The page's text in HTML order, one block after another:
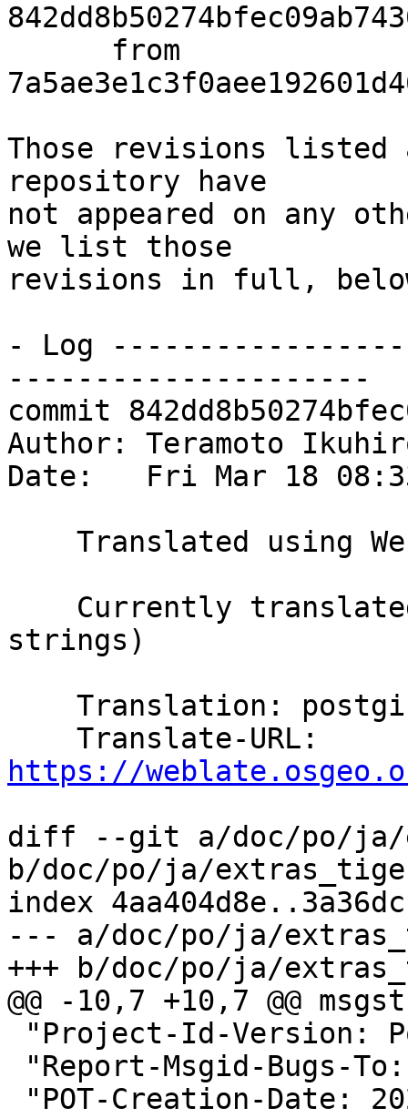
Those revisions listed
repository have
not appeared on any
we list those
revisions in full,
- Log
---------------------
commit
Author: Teramoto
Date:   Fri Mar 18
strings)
https://
diff --git a/doc/po/ja/
b/doc/po/ja/
index
--- a/doc/po/ja/
+++ b/doc/po/ja/
@@ -10,7 +10,7 @@
"Report-Msgid-Bugs-